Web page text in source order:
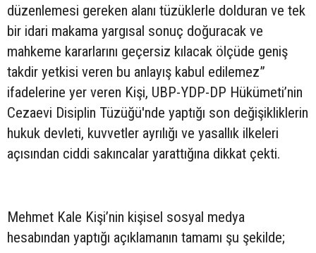
düzenlemesi gereken alanı tüzüklerle dolduran ve tek
bir idari makama yargısal sonuç doğuracak ve
mahkeme kararlarını geçersiz kılacak ölçüde geniş
takdir yetkisi veren bu anlayış kabul edilemez”
ifadelerine yer veren Kişi, UBP-YDP-DP Hükümeti’nin
Cezaevi Disiplin Tüzüğü'nde yaptığı son değişikliklerin
hukuk devleti, kuvvetler ayrılığı ve yasallık ilkeleri
açısından ciddi sakıncalar yarattığına dikkat çekti.
Mehmet Kale Kişi’nin kişisel sosyal medya
hesabından yaptığı açıklamanın tamamı şu şekilde;